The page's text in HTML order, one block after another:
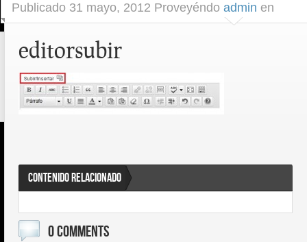
line gratis!
Korg lanza SDD-3000, el nuevo
pedal de delay.
Tutorial de CLA Effects, aprende a
aplicar efectos a tus voces.
Publicado 31 mayo, 2012 Proveyéndo admin en
editorsubir
CONTENIDO RELACIONADO
0 COMMENTS